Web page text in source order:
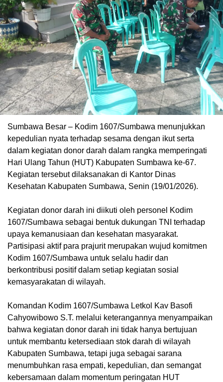
Sumbawa Besar – Kodim 1607/Sumbawa menunjukkan
kepedulian nyata terhadap sesama dengan ikut serta
dalam kegiatan donor darah dalam rangka memperingati
Hari Ulang Tahun (HUT) Kabupaten Sumbawa ke-67.
Kegiatan tersebut dilaksanakan di Kantor Dinas
Kesehatan Kabupaten Sumbawa, Senin (19/01/2026).
‎Kegiatan donor darah ini diikuti oleh personel Kodim
1607/Sumbawa sebagai bentuk dukungan TNI terhadap
upaya kemanusiaan dan kesehatan masyarakat.
Partisipasi aktif para prajurit merupakan wujud komitmen
Kodim 1607/Sumbawa untuk selalu hadir dan
berkontribusi positif dalam setiap kegiatan sosial
kemasyarakatan di wilayah.
‎Komandan Kodim 1607/Sumbawa Letkol Kav Basofi
Cahyowibowo S.T. melalui keterangannya menyampaikan
bahwa kegiatan donor darah ini tidak hanya bertujuan
untuk membantu ketersediaan stok darah di wilayah
Kabupaten Sumbawa, tetapi juga sebagai sarana
menumbuhkan rasa empati, kepedulian, dan semangat
kebersamaan dalam momentum peringatan HUT